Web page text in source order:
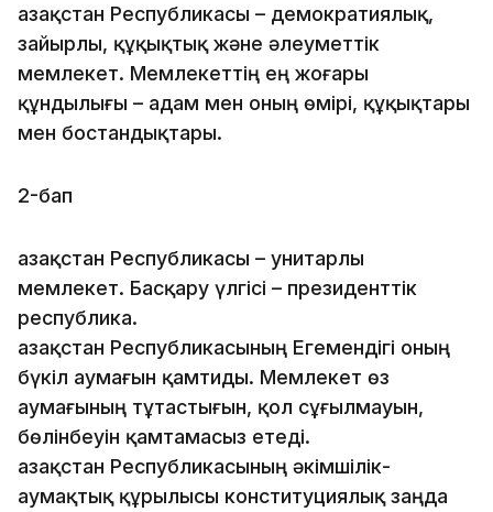
Қазақстан Республикасы – демократиялық,
зайырлы, құқықтық және әлеуметтік
мемлекет. Мемлекеттің ең жоғары
құндылығы – адам мен оның өмірі, құқықтары
мен бостандықтары.
2-бап
Қазақстан Республикасы – унитарлы
мемлекет. Басқару үлгісі – президенттік
республика.
Қазақстан Республикасының Егемендігі оның
бүкіл аумағын қамтиды. Мемлекет өз
аумағының тұтастығын, қол сұғылмауын,
бөлінбеуін қамтамасыз етеді.
Қазақстан Республикасының әкімшілік-
аумақтық құрылысы конституциялық заңда